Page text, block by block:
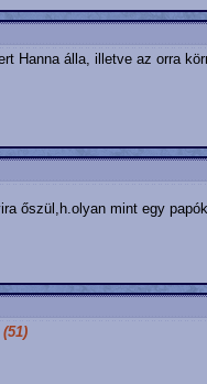
Hanna álla, illetve az orra
őszül,h.olyan mint egy